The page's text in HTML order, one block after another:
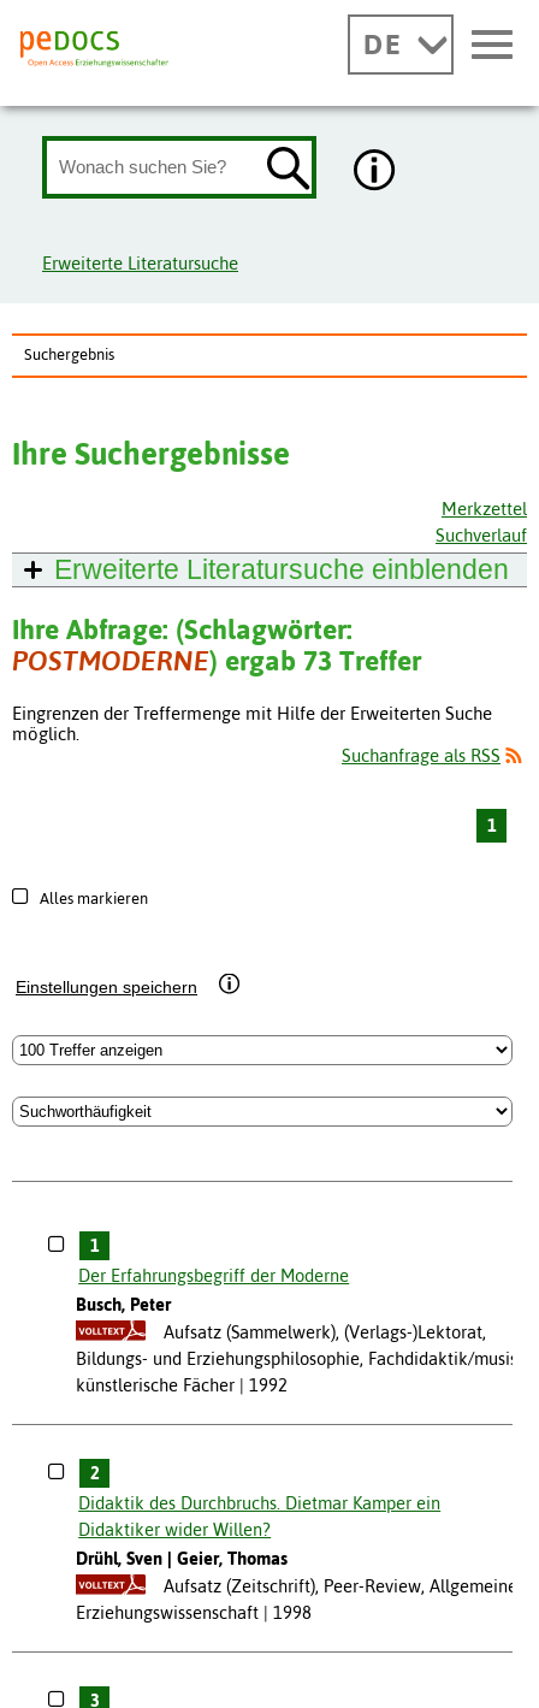
DE
Erweiterte Literatursuche
Suchergebnis
Ihre Suchergebnisse
Merkzettel
Suchverlauf
Erweiterte Literatursuche einblenden
Ihre Abfrage: (Schlagwörter:
POSTMODERNE) ergab 73 Treffer
Eingrenzen der Treffermenge mit Hilfe der Erweiterten Suche
möglich.
Suchanfrage als RSS
1
Alles markieren
Einstellungen speichern
1
Der Erfahrungsbegriff der Moderne
Busch, Peter
Aufsatz (Sammelwerk), (Verlags-)Lektorat,
Bildungs- und Erziehungsphilosophie, Fachdidaktik/
künstlerische Fächer
1992
2
Didaktik des Durchbruchs. Dietmar Kamper ein
Didaktiker wider Willen?
Drühl, Sven
Geier, Thomas
Aufsatz (Zeitschrift), Peer-Review, Allgemeine
Erziehungswissenschaft
1998
3